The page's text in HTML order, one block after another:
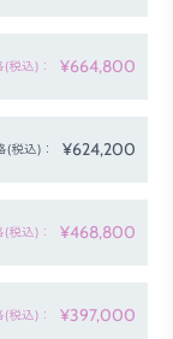
税込)： ¥664,800
(税込)： ¥624,200
税込)： ¥468,800
税込)： ¥397,000